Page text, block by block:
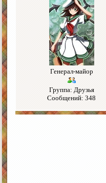
Генерал-майор
Группа: Друзья
Сообщений: 348